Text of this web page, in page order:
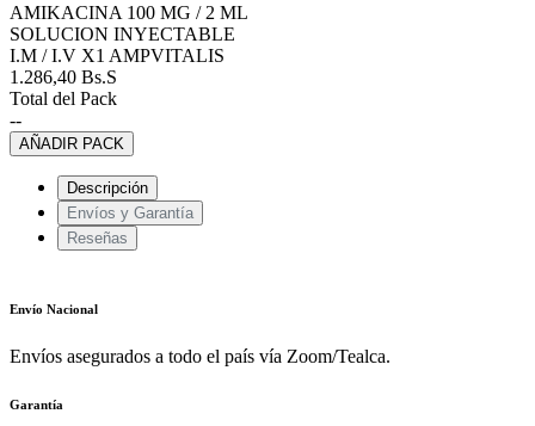
AMIKACINA 100 MG / 2 ML
SOLUCION INYECTABLE
I.M / I.V X1 AMPVITALIS
1.286,40 Bs.S
Total del Pack
--
AÑADIR PACK
Descripción
Envíos y Garantía
Reseñas
Envío Nacional
Envíos asegurados a todo el país vía Zoom/Tealca.
Garantía